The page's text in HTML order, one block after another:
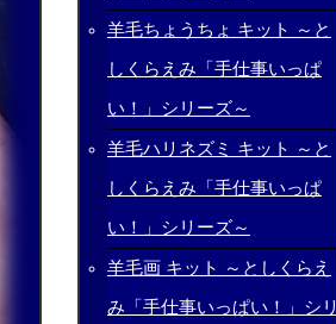
羊毛ちょうちょ キット ～と
しくらえみ「手仕事いっぱ
い！」シリーズ～
羊毛ハリネズミ キット ～と
しくらえみ「手仕事いっぱ
い！」シリーズ～
羊毛画 キット ～としくらえ
み「手仕事いっぱい！」シリ